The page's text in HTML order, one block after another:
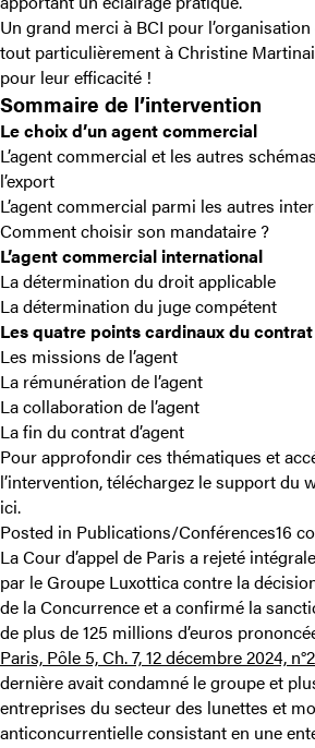
Un grand merci à BCI pour
tout particulièrement à Christine
pour leur efficacité !
Sommaire de l’intervention
Le choix d’un agent commercial
L’agent commercial et les autres
l’export
L’agent commercial parmi les autres
Comment choisir son mandataire ?
L’agent commercial international
La détermination du droit applicable
La détermination du juge compétent
Les quatre points cardinaux du
Les missions de l’agent
La rémunération de l’agent
La collaboration de l’agent
La fin du contrat d’agent
Pour approfondir ces thématiques et
l’intervention, téléchargez le support du
ici.
Posted in Publications/Conférences16
La Cour d’appel de Paris a rejeté
par le Groupe Luxottica contre la
de la Concurrence et a confirmé la
de plus de 125 millions d’euros
Paris, Pôle 5, Ch. 7, 12 décembre 2024,
dernière avait condamné le groupe et
entreprises du secteur des lunettes et
anticoncurrentielle consistant en une